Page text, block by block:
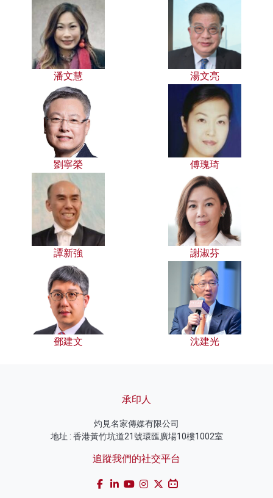
潘文慧 湯文亮
劉寧榮 傅瑰琦
譚新強 謝淑芬
鄧建文 沈建光
承印人
灼見名家傳媒有限公司
地址 : 香港黃竹坑道21號環匯廣場10樓1002室
追蹤我們的社交平台